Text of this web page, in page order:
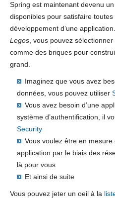
Spring est maintenant devenu
disponibles pour satisfaire
développement d’une
Legos, vous pouvez
comme des briques pour
grand.
Imaginez que vous avez
données, vous pouvez utiliser
Vous avez besoin d’une
système d’authentification, il
Security
Vous voulez être en
application par le biais des
là pour vous
Et ainsi de suite
Vous pouvez jeter un oeil à la